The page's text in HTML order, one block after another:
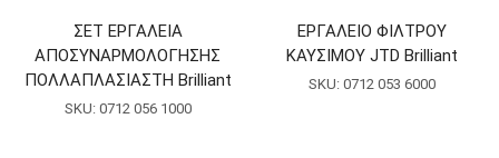
ΣΕΤ ΕΡΓΑΛΕΙΑ
ΑΠΟΣΥΝΑΡΜΟΛΟΓΗΣΗΣ
ΠΟΛΛΑΠΛΑΣΙΑΣΤΗ Brilliant
SKU: 0712 056 1000
ΕΡΓΑΛΕΙΟ ΦΙΛΤΡΟΥ
ΚΑΥΣΙΜΟΥ JTD Brilliant
SKU: 0712 053 6000